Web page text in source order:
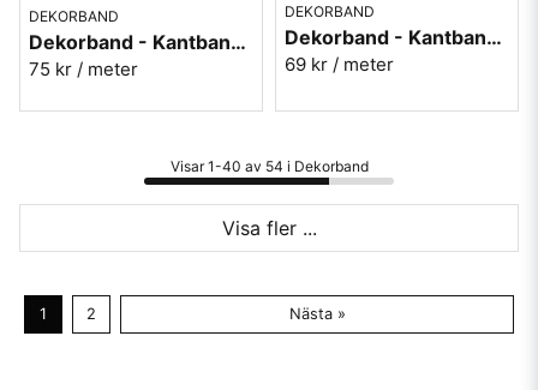
DEKORBAND
Dekorband - Kantband i textil Nr 55
75 kr / meter
DEKORBAND
Dekorband - Kantband i textil Nr 54
69 kr / meter
Visar 1-40 av 54 i Dekorband
Visa fler ...
1 2 Nästa »